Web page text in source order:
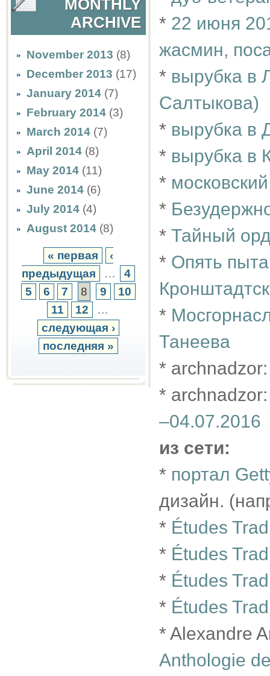
MONTHLY
ARCHIVE
November 2013 (8)
December 2013 (17)
January 2014 (7)
February 2014 (3)
March 2014 (7)
April 2014 (8)
May 2014 (11)
June 2014 (6)
July 2014 (4)
August 2014 (8)
« первая
‹
предыдущая
…
4
5
6 7 8 9
10
11
12
…
следующая ›
последняя »
* 22 июня
жасмин,
* вырубка в
Салтыкова)
* вырубка в
* вырубка в
*
*
* Тайный
* Опять
*
Танеева
*
*
–04.07.2016
из сети:
* портал
дизайн.
* Études
* Études
* Études
* Études
* Alexandre
Anthologie